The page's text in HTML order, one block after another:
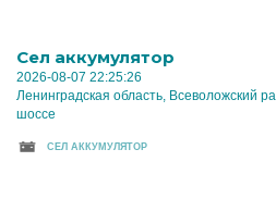
Cел аккумулятор
2026-08-07 22:25:26
Ленинградская область, Всеволожский
шоссе
CЕЛ АККУМУЛЯТОР